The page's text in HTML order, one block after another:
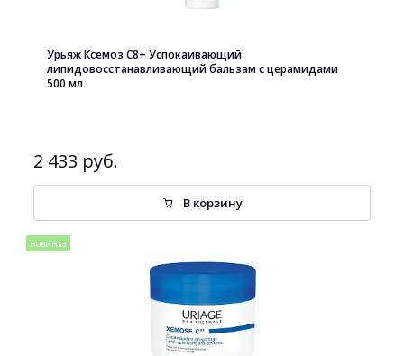
Урьяж Ксемоз С8+ Успокаивающий
липидовосстанавливающий бальзам с церамидами
500 мл
2 433 руб.
В корзину
новинка